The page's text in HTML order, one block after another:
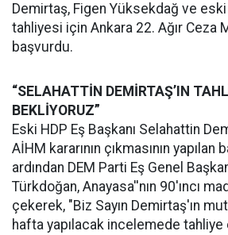
Demirtaş, Figen Yüksekdağ ve
tahliyesi için Ankara 22. Ağır Ceza
başvurdu.
“SELAHATTİN DEMİRTAŞ’IN
BEKLİYORUZ”
Eski HDP Eş Başkanı Selahattin
AİHM kararının çıkmasının yapılan
ardından DEM Parti Eş Genel
Türkdoğan, Anayasa''nın 90'ıncı
çekerek, "Biz Sayın Demirtaş'ın
hafta yapılacak incelemede